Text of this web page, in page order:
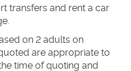
transfers and rent a car
on 2 adults on
are appropriate to
time of quoting and